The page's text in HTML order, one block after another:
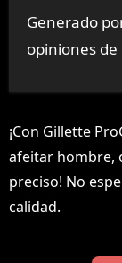
Generado
opiniones de
¡Con Gillette
afeitar hombre,
preciso! No
calidad.